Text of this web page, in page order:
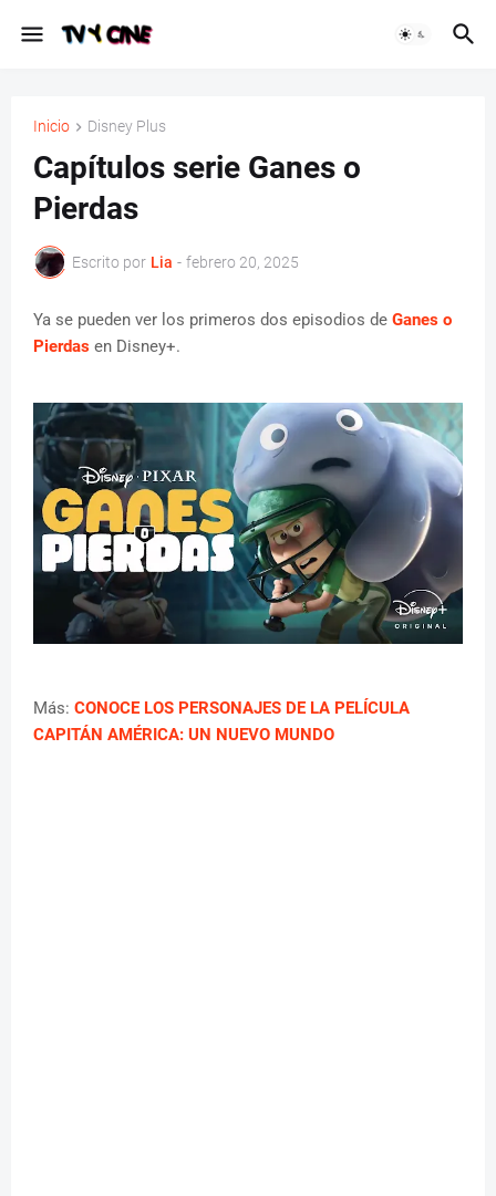
Inicio Disney Plus
Capítulos serie Ganes o
Pierdas
Escrito por Lia - febrero 20, 2025
Ya se pueden ver los primeros dos episodios de Ganes o
Pierdas en Disney+.
Más: CONOCE LOS PERSONAJES DE LA PELÍCULA
CAPITÁN AMÉRICA: UN NUEVO MUNDO